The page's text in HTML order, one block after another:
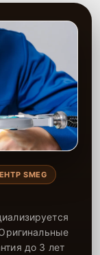
SMEG
до 3 лет